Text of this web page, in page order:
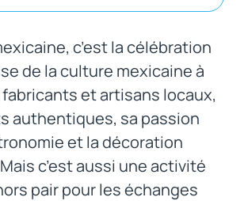
c’est la célébration
de la culture mexicaine à
et artisans locaux,
authentiques, sa passion
et la décoration
c’est aussi une activité
pair pour les échanges